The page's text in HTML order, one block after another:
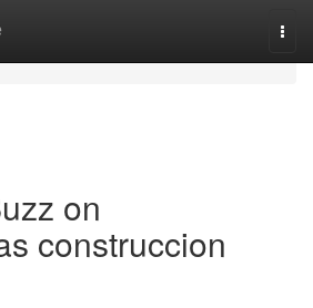
on
construccion